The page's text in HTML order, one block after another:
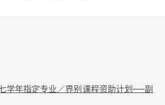
学年指定专业／界别课程资助计划──副